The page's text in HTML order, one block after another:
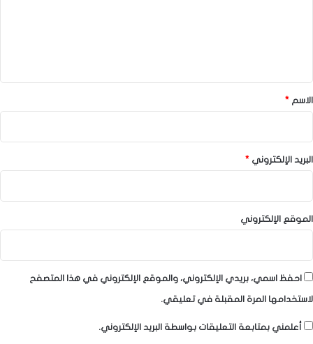
*الاسم *
البريد الإلكتروني *
الموقع الإلكتروني
احفظ اسمي، بريدي الإلكتروني، والموقع الإلكتروني في هذا المتصفح
لاستخدامها المرة المقبلة في تعليقي.
أعلمني بمتابعة التعليقات بواسطة البريد الإلكتروني.